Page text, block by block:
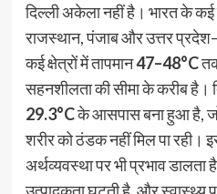
दिल्ली अकेला नहीं है। भारत के
राजस्थान, पंजाब और उत्तर
कई क्षेत्रों में तापमान47–48°C
सहनशीलता की सीमा के करीब है।
29.3°Cके आसपास बना हुआ है, जो
शरीर को ठंडक नहीं मिल पा रही।
अर्थव्यवस्था पर भी प्रभाव डालता